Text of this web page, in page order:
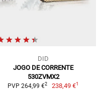
DID
JOGO DE CORRENTE
530ZVMX2
PVP 264,99 €2 238,49 €1